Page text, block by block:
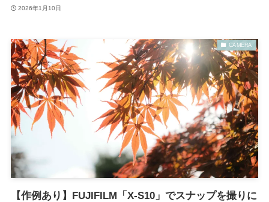
2026年1月10日
CAMERA
【作例あり】FUJIFILM「X-S10」でスナップを撮りに